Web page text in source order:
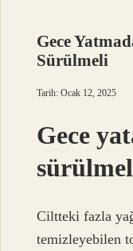
Gece
Sürülmeli
Tarih: Ocak 12, 2025
Gece
Ciltteki fazla
temizleyebilen